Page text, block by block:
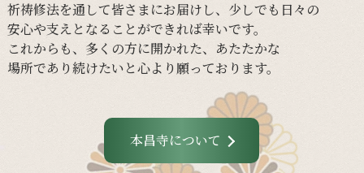
祈祷修法を通して皆さまにお届けし、 少しでも 日々の
安心や支えとなる ことができれば幸いです。
これからも、 多くの方に開かれた、 あたたかな
場所であり続けたいと心より願っております。
本昌寺について